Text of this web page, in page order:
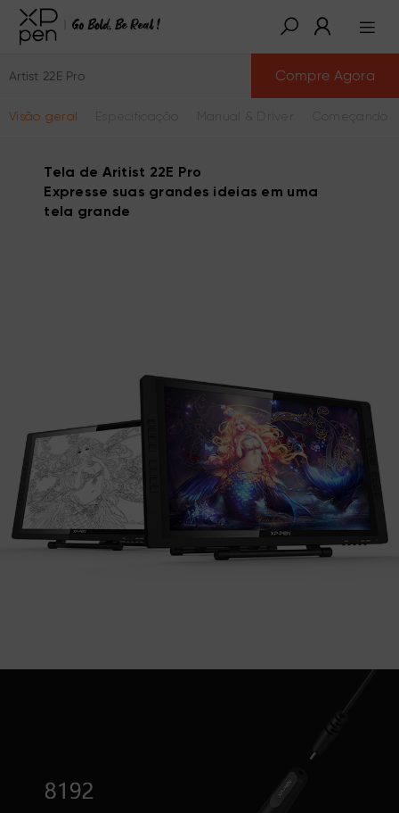
Artist 22E Pro
Visão geral
Compre Agora
Tela de Aritist 22E Pro
Expresse suas grandes ideias em uma
tela grande